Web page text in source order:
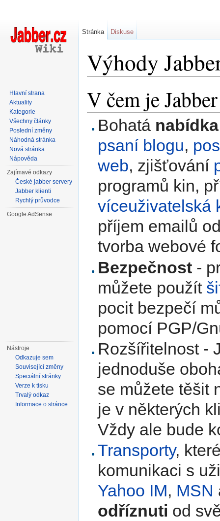
Výhody
V čem je
Bohatá
psaní blogu,
web, zjišťování
programů kin,
víceuživatelská
příjem emailů
tvorba webové
Bezpečnost -
můžete použít
pocit bezpečí
pomocí PGP/
Rozšířitelnost -
jednoduše
se můžete těšit
je v některých
Vždy ale bude
Transporty,
komunikaci s
Yahoo IM, MSN
odříznuti od
Stránka Diskuse
Hlavní strana
Aktuality
Kategorie
Všechny články
Poslední změny
Náhodná stránka
Nová stránka
Nápověda
Zajímavé odkazy
České jabber servery
Jabber klienti
Rychlý průvodce
Google AdSense
Nástroje
Odkazuje sem
Související změny
Speciální stránky
Verze k tisku
Trvalý odkaz
Informace o stránce